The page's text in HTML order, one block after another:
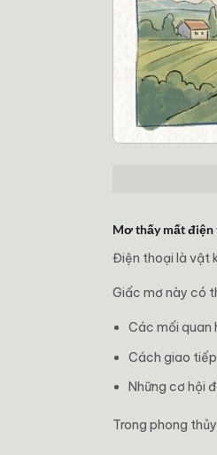
Mơ thấy mất điện
Điện thoại là vật
Giấc mơ này có
Các mối quan
Cách giao
Những cơ hội
Trong phong